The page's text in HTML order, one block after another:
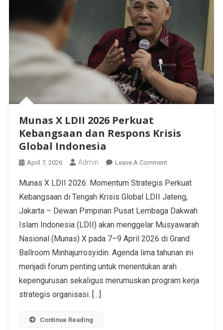
Munas X LDII 2026 Perkuat
Kebangsaan dan Respons Krisis
Global Indonesia
April 7, 2026 Admin Leave A Comment
Munas X LDII 2026: Momentum Strategis Perkuat
Kebangsaan di Tengah Krisis Global LDII Jateng,
Jakarta – Dewan Pimpinan Pusat Lembaga Dakwah
Islam Indonesia (LDII) akan menggelar Musyawarah
Nasional (Munas) X pada 7–9 April 2026 di Grand
Ballroom Minhajurrosyidin. Agenda lima tahunan ini
menjadi forum penting untuk menentukan arah
kepengurusan sekaligus merumuskan program kerja
strategis organisasi. […]
Continue Reading